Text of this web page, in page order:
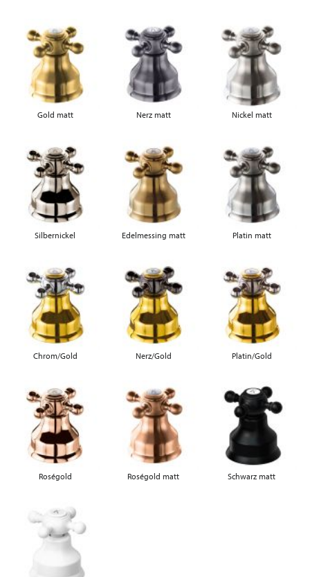
Gold matt Nerz matt Nickel matt
Silbernickel Edelmessing matt Platin matt
Chrom/Gold Nerz/Gold Platin/Gold
Roségold Roségold matt Schwarz matt